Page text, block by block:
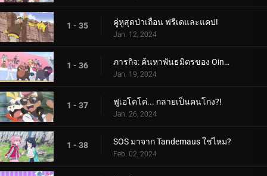
1 - 35 คู่หูสุดป่าเถื่อน ฟรีเดและแคป!
Jan. 12, 2024
1 - 36 ภารกิจ: ค้นหาพันธมิตรของ Oinkologne!
Jan. 19, 2024
1 - 37 ฟูเอโคโค่... กลายเป็นคนโกง?!
Jan. 26, 2024
1 - 38 SOS มาจาก Tandemaus ใช่ไหม?
Feb. 02, 2024